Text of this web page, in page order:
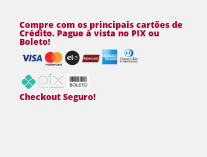
Compre com os principais cartões de
Crédito. Pague à vista no PIX ou
Boleto!
Checkout Seguro!